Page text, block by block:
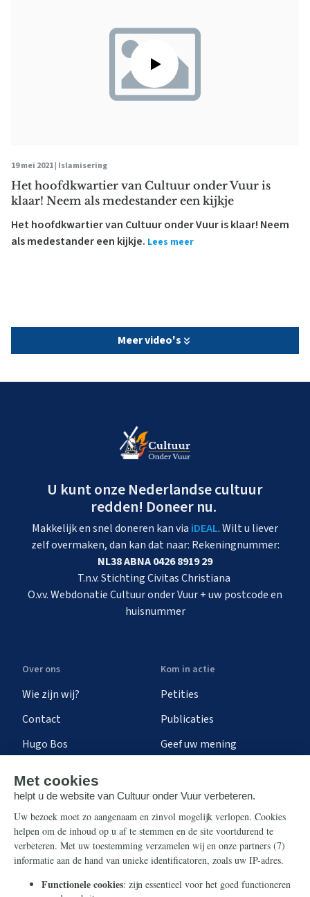
19 mei 2021 | Islamisering
Het hoofdkwartier van Cultuur onder Vuur is
klaar! Neem als medestander een kijkje
Het hoofdkwartier van Cultuur onder Vuur is klaar! Neem
als medestander een kijkje. Lees meer
Meer video's
U kunt onze Nederlandse cultuur
redden! Doneer nu.
Makkelijk en snel doneren kan via iDEAL. Wilt u liever
zelf overmaken, dan kan dat naar: Rekeningnummer:
NL38 ABNA 0426 8919 29
T.n.v. Stichting Civitas Christiana
O.v.v. Webdonatie Cultuur onder Vuur + uw postcode en
huisnummer
Over ons
Wie zijn wij?
Contact
Hugo Bos
Kom in actie
Petities
Publicaties
Geef uw mening
Steun ons
Nieuwsbrief
Eenmalig
Maandelijks
Info
Contact
Ontvang onze Telegram-
berichten